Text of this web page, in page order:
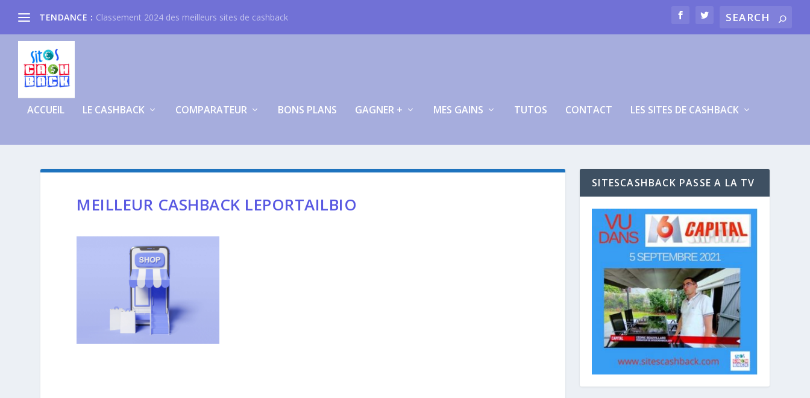
TENDANCE : Classement 2024 des meilleurs sites de cashback
ACCUEIL LE CASHBACK COMPARATEUR BONS PLANS GAGNER + MES GAINS TUTOS CONTACT LES SITES DE CASHBACK
MEILLEUR CASHBACK LEPORTAILBIO
SITESCASHBACK PASSE A LA TV